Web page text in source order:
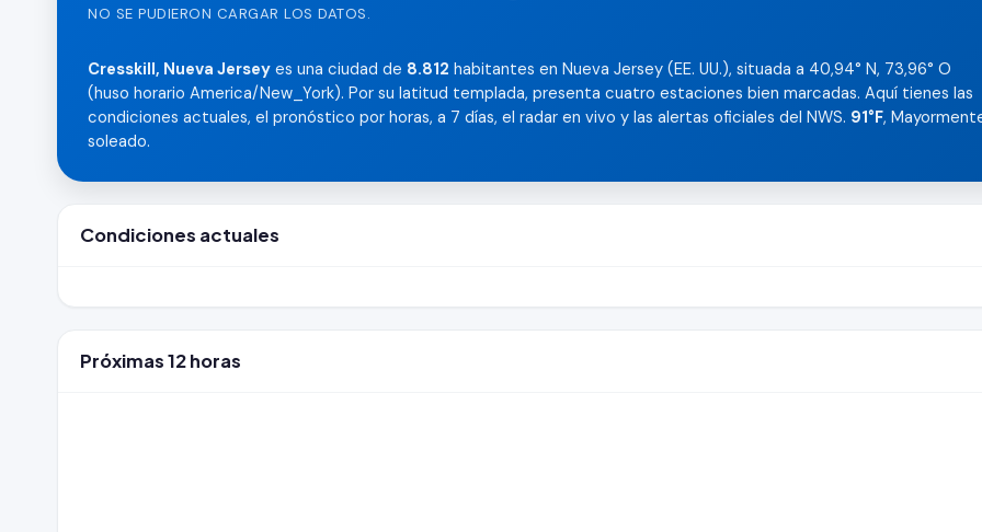
NO SE PUDIERON CARGAR LOS DATOS.
Cresskill, Nueva Jersey es una ciudad de 8.812 habitantes en Nueva Jersey (EE. UU.), situada a 40,94° N, 73,96° O
(huso horario America/New_York). Por su latitud templada, presenta cuatro estaciones bien marcadas. Aquí tienes las
condiciones actuales, el pronóstico por horas, a 7 días, el radar en vivo y las alertas oficiales del NWS. 91°F,
soleado.
Condiciones actuales
Próximas 12 horas